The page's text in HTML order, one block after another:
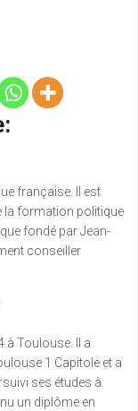
française. Il est
la formation politique
fondé par Jean-
conseiller
à Toulouse. Il a
1 Capitole et a
ses études à
un diplôme en